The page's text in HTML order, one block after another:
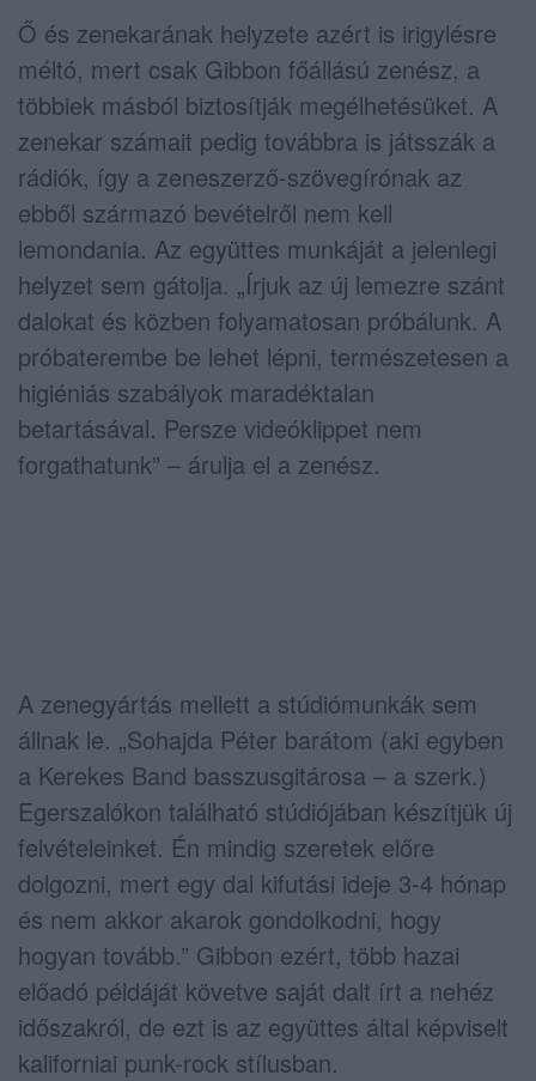
Ő és zenekarának helyzete azért is irigylésre
méltó, mert csak Gibbon főállású zenész, a
többiek másból biztosítják megélhetésüket. A
zenekar számait pedig továbbra is játsszák a
rádiók, így a zeneszerző-szövegírónak az
ebből származó bevételről nem kell
lemondania. Az együttes munkáját a jelenlegi
helyzet sem gátolja. „Írjuk az új lemezre szánt
dalokat és közben folyamatosan próbálunk. A
próbaterembe be lehet lépni, természetesen a
higiéniás szabályok maradéktalan
betartásával. Persze videóklippet nem
forgathatunk” – árulja el a zenész.
A zenegyártás mellett a stúdiómunkák sem
állnak le. „Sohajda Péter barátom (aki egyben
a Kerekes Band basszusgitárosa – a szerk.)
Egerszalókon található stúdiójában készítjük új
felvételeinket. Én mindig szeretek előre
dolgozni, mert egy dal kifutási ideje 3-4 hónap
és nem akkor akarok gondolkodni, hogy
hogyan tovább.” Gibbon ezért, több hazai
előadó példáját követve saját dalt írt a nehéz
időszakról, de ezt is az együttes által képviselt
kaliforniai punk-rock stílusban.